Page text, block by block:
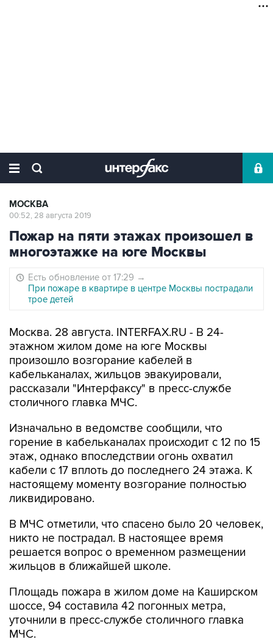
МОСКВА
00:52, 28 августа 2019
Пожар на пяти этажах произошел в
многоэтажке на юге Москвы
Есть обновление от 17:29 →
При пожаре в квартире в центре Москвы пострадали
трое детей
Москва. 28 августа. INTERFAX.RU - В 24-
этажном жилом доме на юге Москвы
произошло возгорание кабелей в
кабельканалах, жильцов эвакуировали,
рассказали "Интерфаксу" в пресс-службе
столичного главка МЧС.
Изначально в ведомстве сообщили, что
горение в кабельканалах происходит с 12 по 15
этаж, однако впоследствии огонь охватил
кабели с 17 вплоть до последнего 24 этажа. К
настоящему моменту возгорание полностью
ликвидировано.
В МЧС отметили, что спасено было 20 человек,
никто не пострадал. В настоящее время
решается вопрос о временном размещении
жильцов в ближайшей школе.
Площадь пожара в жилом доме на Каширском
шоссе, 94 составила 42 погонных метра,
уточнили в пресс-службе столичного главка
МЧС.